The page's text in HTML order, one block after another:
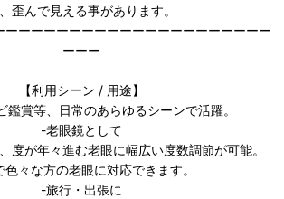
歪んで見える事があります。
ーーーーーーーーーーーーーーーーーーーーー
ーーー
【利用シーン / 用途】
鑑賞等、日常のあらゆるシーンで活躍。
-老眼鏡として
度が年々進む老眼に幅広い度数調節が可能。
色々な方の老眼に対応できます。
-旅行・出張に